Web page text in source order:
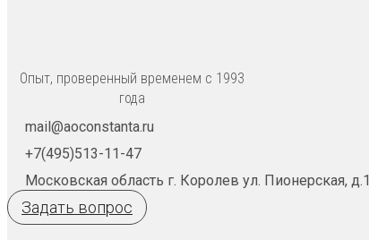
Опыт, проверенный временем с 1993
года
mail@aoconstanta.ru
+7(495)513-11-47
Московская область г. Королев ул. Пионерская,
Задать вопрос